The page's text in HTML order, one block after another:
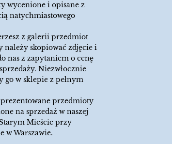
wycenione i opisane z
natychmiastowego
z galerii przedmiot
należy skopiować zdjęcie i
nas z zapytaniem o cenę
Niezwłocznie
go w sklepie z pełnym
przedmioty
na sprzedaż w naszej
Mieście przy
w Warszawie.